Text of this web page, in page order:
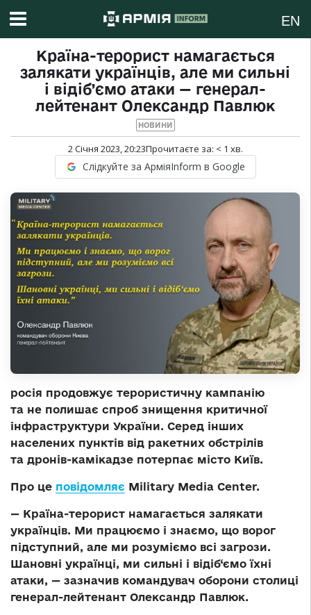
EN
Країна-терорист намагається
залякати українців, але ми сильні
і відіб’ємо атаки — генерал-
лейтенант Олександр Павлюк
НОВИНИ
2 Січня 2023, 20:23Прочитаєте за: < 1 хв.
Слідкуйте за АрміяInform в Google
росія продовжує терористичну кампанію
та не полишає спроб знищення критичної
інфраструктури України. Серед інших
населених пунктів від ракетних обстрілів
та дронів-камікадзе потерпає місто Київ.
Про це повідомляє Military Media Center.
— Країна-терорист намагається залякати
українців. Ми працюємо і знаємо, що ворог
підступний, але ми розуміємо всі загрози.
Шановні українці, ми сильні і відіб‘ємо їхні
атаки, — зазначив командувач оборони столиці
генерал-лейтенант Олександр Павлюк.